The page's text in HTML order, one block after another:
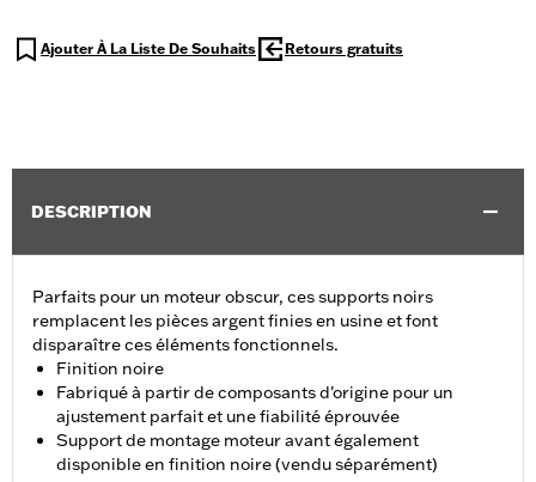
Ajouter À La Liste De Souhaits Retours gratuits
DESCRIPTION
Parfaits pour un moteur obscur, ces supports noirs
remplacent les pièces argent finies en usine et font
disparaître ces éléments fonctionnels.
Finition noire
Fabriqué à partir de composants d'origine pour un
ajustement parfait et une fiabilité éprouvée
Support de montage moteur avant également
disponible en finition noire (vendu séparément)